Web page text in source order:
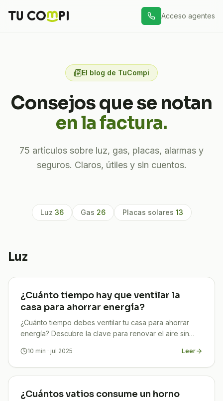
Acceso agentes
El blog de TuCompi
Consejos que se notan
en la factura.
75 artículos sobre luz, gas, placas, alarmas y
seguros. Claros, útiles y sin cuentos.
Luz 36 Gas 26 Placas solares 13
Luz
¿Cuánto tiempo hay que ventilar la
casa para ahorrar energía?
¿Cuánto tiempo debes ventilar tu casa para ahorrar
energía? Descubre la clave para renovar el aire sin
10 min · jul 2025 Leer
¿Cuántos vatios consume un horno